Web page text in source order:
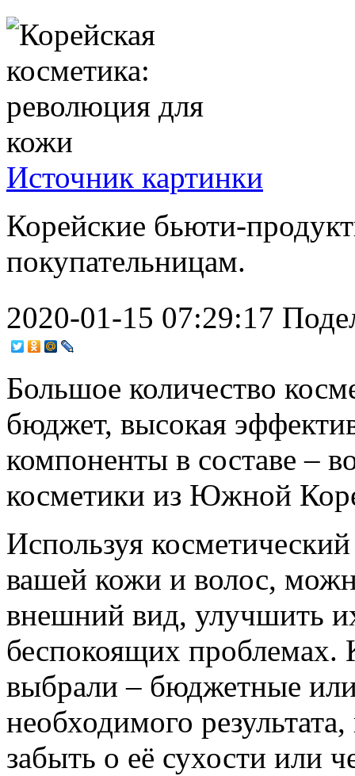
Источник картинки
Корейские бьюти-
покупательницам.
2020-01-15 07:29:17
Большое количество
бюджет, высокая
компоненты в составе –
косметики из Южной
Используя
вашей кожи и волос,
внешний вид, улучшить
беспокоящих
выбрали – бюджетные
необходимого
забыть о её сухости или